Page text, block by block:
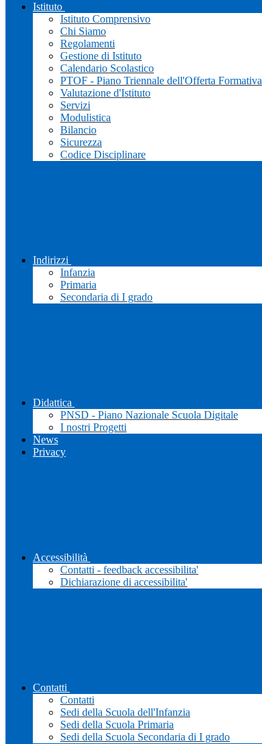
Istituto
Istituto Comprensivo
Chi Siamo
Regolamenti
Gestione di Istituto
Calendario Scolastico
PTOF - Piano Triennale dell'Offerta Formativa
Valutazione d'Istituto
Servizi
Modulistica
Bilancio
Sicurezza
Codice Disciplinare
Indirizzi
Infanzia
Primaria
Secondaria di I grado
Didattica
PNSD - Piano Nazionale Scuola Digitale
I nostri Progetti
News
Privacy
Accessibilità
Contatti - feedback accessibilita'
Dichiarazione di accessibilita'
Contatti
Contatti
Sedi della Scuola dell'Infanzia
Sedi della Scuola Primaria
Sedi della Scuola Secondaria di I grado